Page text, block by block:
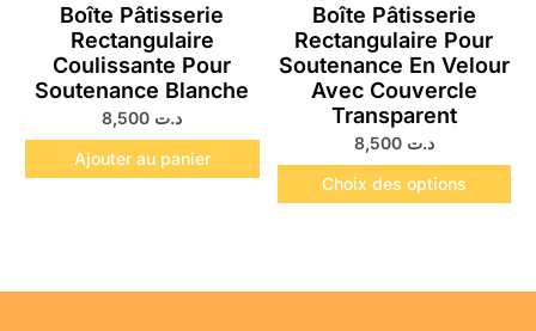
Boîte Pâtisserie
Rectangulaire
Coulissante Pour
Soutenance Blanche
د.ت
Ajouter au panier
Boîte Pâtisserie
Rectangulaire Pour
Soutenance En Velour
Avec Couvercle
Transparent
د.ت 8,500
Choix des options